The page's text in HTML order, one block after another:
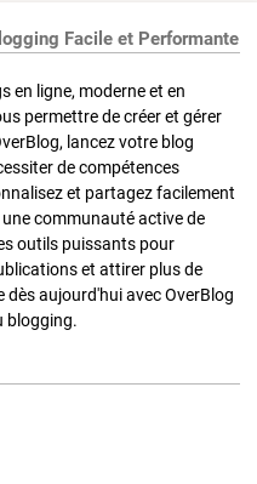
Facile et Performante
en ligne, moderne et en
permettre de créer et gérer
lancez votre blog
de compétences
et partagez facilement
communauté active de
outils puissants pour
et attirer plus de
dès aujourd'hui avec OverBlog
blogging.